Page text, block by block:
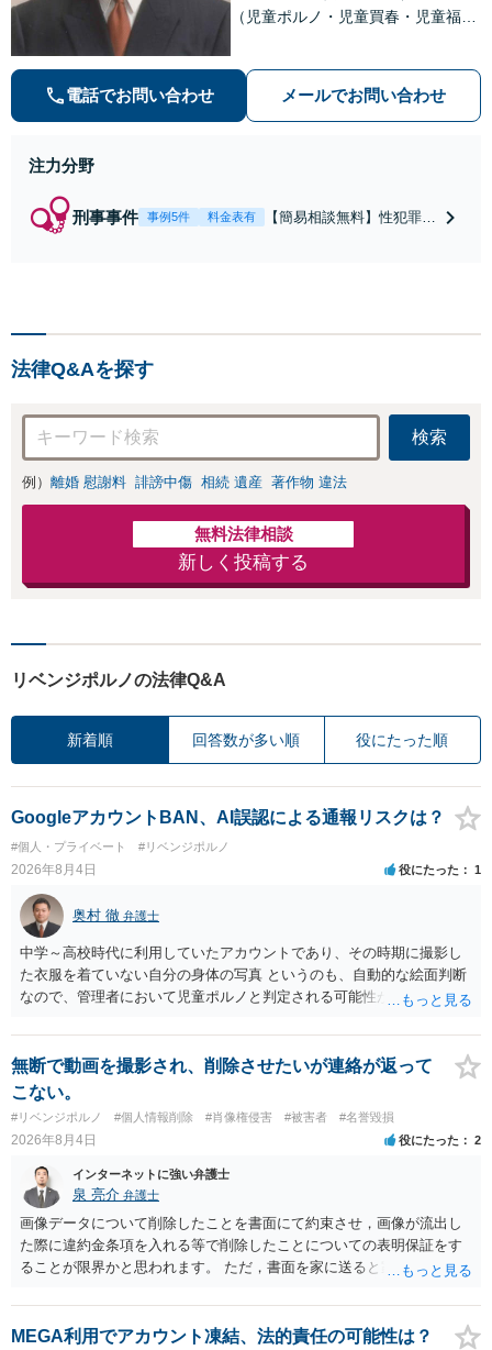
（児童ポルノ・児童買春・児童福祉
等）に非常に詳しい弁護士です
電話でお問い合わせ メールでお問い合わせ
注力分野
刑事事件 事例5件 料金表有
【簡易相談無料】性犯罪
法律Q&Aを探す
検索
例） 離婚 慰謝料 誹謗中傷 相続 遺産 著作物 違法
無料法律相談
新しく投稿する
リベンジポルノの法律Q&A
新着順 回答数が多い順 役にたった順
GoogleアカウントBAN、AI誤認による通報リスクは？
#個人・プライベート #リベンジポルノ
2026年8月4日 役にたった 1
奥村 徹 弁護士
中学～高校時代に利用していたアカウントであり、その時期に撮影し
た衣服を着ていない自分の身体の写真 というのも、自動的な絵面判断
なので、管理者において児童ポルノと判定される可能性があります。
無断で動画を撮影され、削除させたいが連絡が返って
こない。
#リベンジポルノ #個人情報削除 #肖像権侵害 #被害者 #名誉毀損
2026年8月4日 役にたった 2
インターネットに強い弁護士
泉 亮介 弁護士
画像データについて削除したことを書面にて約束させ，画像が流出し
た際に違約金条項を入れる等で削除したことについての表明保証をす
ることが限界かと思われます。 ただ，書面を家に送ると家族に不貞行
除等を求めることは避けたほうが良いかと思われます。
MEGA利用でアカウント凍結、法的責任の可能性は？